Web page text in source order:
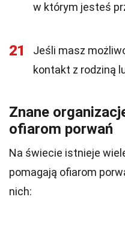
w którym jesteś
21
Jeśli masz
kontakt z rodziną
Znane
ofiarom porwań
Na świecie istnieje
pomagają ofiarom
nich: